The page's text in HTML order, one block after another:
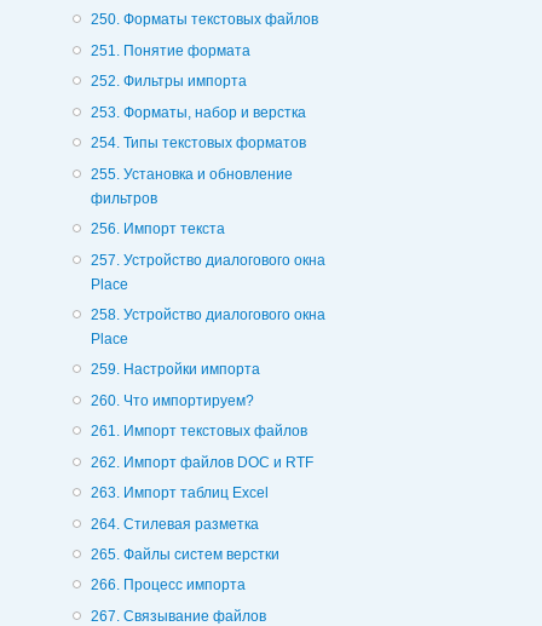
250. Форматы текстовых файлов
251. Понятие формата
252. Фильтры импорта
253. Форматы, набор и верстка
254. Типы текстовых форматов
255. Установка и обновление
фильтров
256. Импорт текста
257. Устройство диалогового окна
Place
258. Устройство диалогового окна
Place
259. Настройки импорта
260. Что импортируем?
261. Импорт текстовых файлов
262. Импорт файлов DOC и RTF
263. Импорт таблиц Excel
264. Стилевая разметка
265. Файлы систем верстки
266. Процесс импорта
267. Связывание файлов